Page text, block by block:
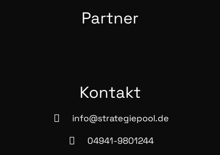
Part­ner
Kon­takt
info@strategiepool.de
04941-9801244